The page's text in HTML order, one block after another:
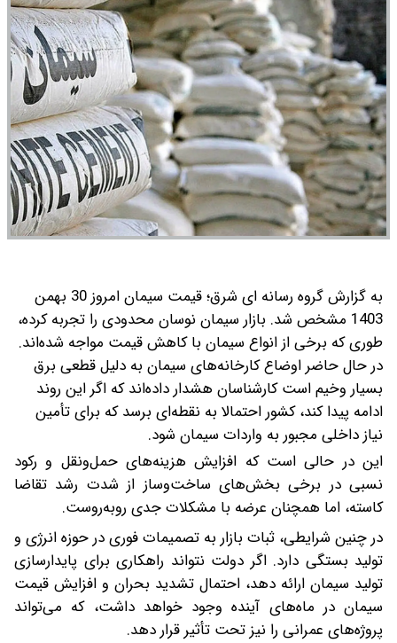
به گزارش گروه رسانه ای شرق؛ قیمت سیمان امروز 30 بهمن
1403 مشخص شد. بازار سیمان نوسان محدودی را تجربه کرده،
طوری که برخی از انواع سیمان با کاهش قیمت مواجه شده‌اند.
در حال حاضر اوضاع کارخانه‌های سیمان به دلیل قطعی برق
بسیار وخیم است کارشناسان هشدار داده‌اند که اگر این روند
ادامه پیدا کند، کشور احتمالا به نقطه‌ای برسد که برای تأمین
نیاز داخلی مجبور به واردات سیمان شود.
این در حالی است که افزایش هزینه‌های حمل‌ونقل و رکود
نسبی در برخی بخش‌های ساخت‌وساز از شدت رشد تقاضا
کاسته، اما همچنان عرضه با مشکلات جدی روبه‌روست.
در چنین شرایطی، ثبات بازار به تصمیمات فوری در حوزه انرژی و
تولید بستگی دارد. اگر دولت نتواند راهکاری برای پایدارسازی
تولید سیمان ارائه دهد، احتمال تشدید بحران و افزایش قیمت‌
سیمان در ماه‌های آینده وجود خواهد داشت، که می‌تواند
پروژه‌های عمرانی را نیز تحت تأثیر قرار دهد.